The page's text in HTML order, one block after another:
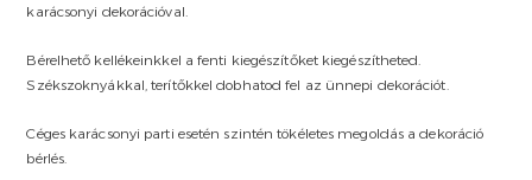
karácsonyi dekorációval.
Bérelhető kellékeinkkel a fenti kiegészítőket kiegészítheted.
Székszoknyákkal, terítőkkel dobhatod fel az ünnepi dekorációt.
Céges karácsonyi parti esetén szintén tökéletes megoldás a dekoráció
bérlés.